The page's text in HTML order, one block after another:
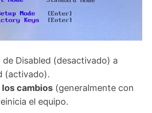
de Disabled (desactivado) a
(activado).
los cambios (generalmente con
el equipo.